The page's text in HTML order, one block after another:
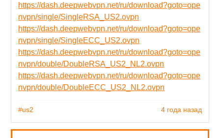
https://dash.deepwebvpn.net/ru/download?goto=ope
nvpn/single/SingleRSA_US2.ovpn
https://dash.deepwebvpn.net/ru/download?goto=ope
nvpn/single/SingleECC_US2.ovpn
https://dash.deepwebvpn.net/ru/download?goto=ope
nvpn/double/DoubleRSA_US2_NL2.ovpn
https://dash.deepwebvpn.net/ru/download?goto=ope
nvpn/double/DoubleECC_US2_NL2.ovpn
4 года назад
#us2